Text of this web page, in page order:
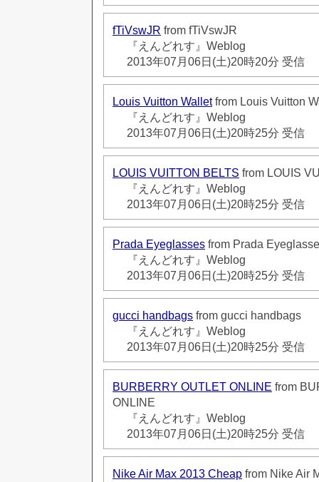
fTiVswJR from fTiVswJR
『えんどれす』Weblog
2013年07月06日(土)20時20分 受信
Louis Vuitton Walletfrom Louis Vuitton
『えんどれす』Weblog
2013年07月06日(土)20時25分 受信
LOUIS VUITTON BELTS from LOUIS
『えんどれす』Weblog
2013年07月06日(土)20時25分 受信
Prada Eyeglasses from Prada
『えんどれす』Weblog
2013年07月06日(土)20時25分 受信
gucci handbags from gucci handbags
『えんどれす』Weblog
2013年07月06日(土)20時25分 受信
BURBERRY OUTLET ONLINE from
ONLINE
『えんどれす』Weblog
2013年07月06日(土)20時25分 受信
Nike Air Max 2013 Cheap from Nike Air